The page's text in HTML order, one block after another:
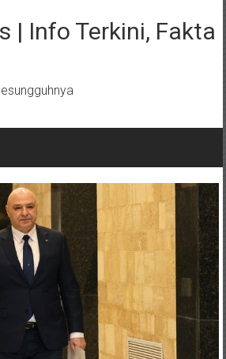
| Info Terkini, Fakta